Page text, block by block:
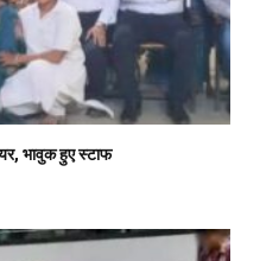
भावुक हुए स्टाफ